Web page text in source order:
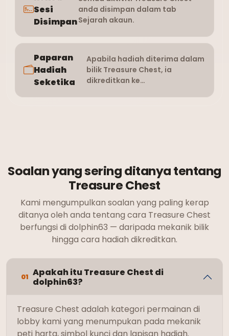
Sesi
Disimpan
anda disimpan dalam tab
Sejarah akaun.
Paparan
Hadiah
Seketika
Apabila hadiah diterima dalam
bilik Treasure Chest, ia
dikreditkan ke…
Soalan yang sering ditanya tentang
Treasure Chest
Kami mengumpulkan soalan yang paling kerap
ditanya oleh anda tentang cara Treasure Chest
berfungsi di dolphin63 — daripada mekanik bilik
hingga cara hadiah dikreditkan.
01 Apakah itu Treasure Chest di
dolphin63?
Treasure Chest adalah kategori permainan di
lobby kami yang menumpukan pada mekanik